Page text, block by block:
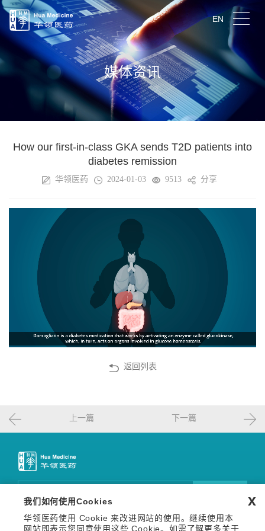
EN
媒体资讯
How our first-in-class GKA sends T2D patients into
diabetes remission
华领医药 2024-01-03 9513 分享
返回列表
上一篇 下一篇
关注我们
我们如何使用Cookies
华领医药使用 Cookie 来改进网站的使用。继续使用本
网站即表示您同意使用这些 Cookie。如需了解更多关于
x